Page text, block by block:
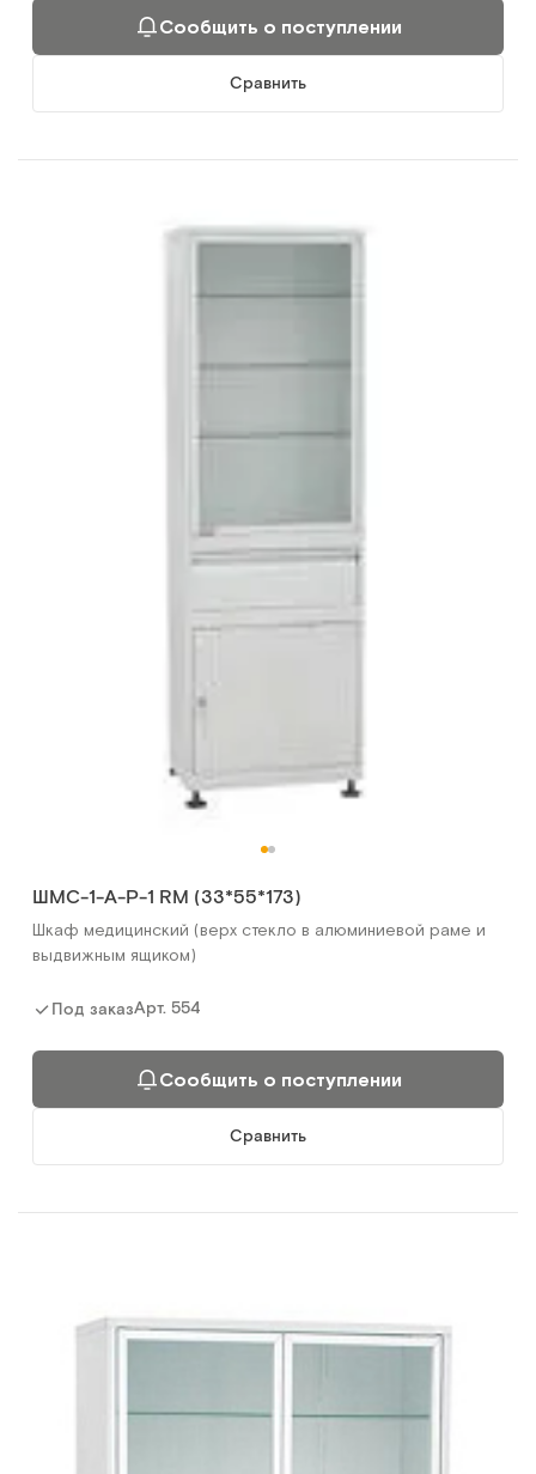
Сообщить о поступлении
Сравнить
ШМС-1-А-Р-1 RM (33*55*173)
Шкаф медицинский (верх стекло в алюминиевой раме и
выдвижным ящиком)
Под заказАрт. 554
Сообщить о поступлении
Сравнить